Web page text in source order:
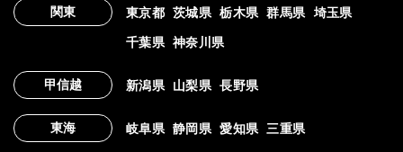
関東 東京都 茨城県 栃木県 群馬県 埼玉県
千葉県 神奈川県
甲信越 新潟県 山梨県 長野県
東海 岐阜県 静岡県 愛知県 三重県